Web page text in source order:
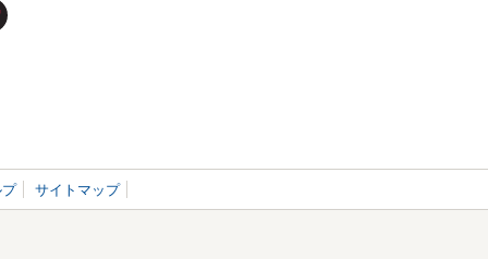
サイトマップ